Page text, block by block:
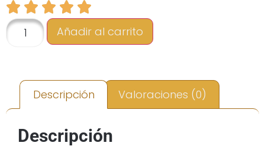
Añadir al carrito
Descripción Valoraciones (0)
Descripción